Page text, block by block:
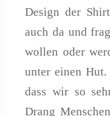
Design der
auch da und
wollen oder
unter einen
dass wir so
Drang